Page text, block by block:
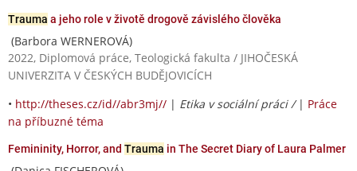
Trauma a jeho role v životě drogově závislého člověka
(Barbora WERNEROVÁ)
2022, Diplomová práce, Teologická fakulta / JIHOČESKÁ
UNIVERZITA V ČESKÝCH BUDĚJOVICÍCH
• http://theses.cz/id//abr3mj// | Etika v sociální práci / | Práce
na příbuzné téma
Femininity, Horror, and Trauma in The Secret Diary of Laura Palmer